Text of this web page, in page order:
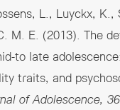
L., Luyckx, K.,
M. E. (2013). The
to late
traits, and
of Adolescence, 36